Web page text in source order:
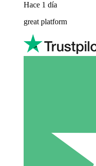
Hace 1 día
great platform